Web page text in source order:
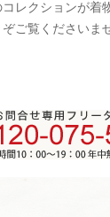
レクションが着
ご覧くださいま